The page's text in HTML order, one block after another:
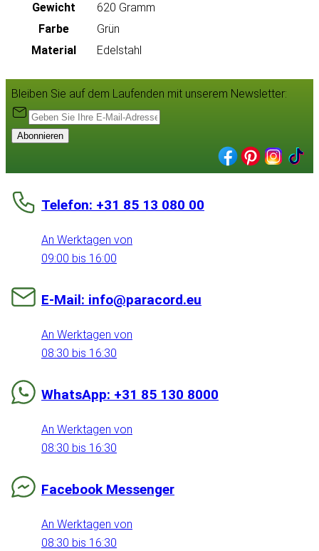
Gewicht
620 Gramm
Farbe
Grün
Material
Edelstahl
Bleiben Sie auf dem Laufenden mit unserem Newsletter:
Abonnieren
Telefon: +31 85 13 080 00
An Werktagen von
09:00 bis 16:00
E-Mail: info@paracord.eu
An Werktagen von
08:30 bis 16:30
WhatsApp: +31 85 130 8000
An Werktagen von
08:30 bis 16:30
Facebook Messenger
An Werktagen von
08:30 bis 16:30